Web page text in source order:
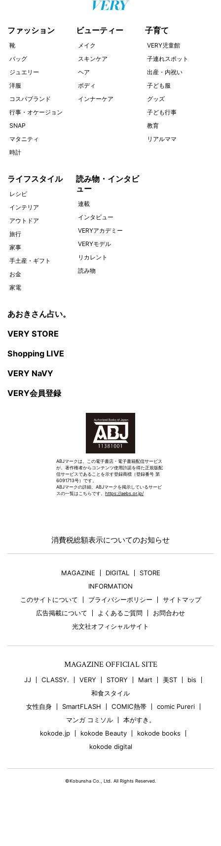
ファッション
靴
バッグ
ジュエリー
洋服
コスパブランド
行事・オケージョン
SNAP
マタニティ
時計
ビューティー
メイク
スキンケア
ヘア
ボディ
インナーケア
子育て
VERY児童館
子連れスポット
出産・内祝い
子ども服
グッズ
子ども行事
教育
リアルママ
ライフスタイル
レシピ
インテリア
アウトドア
旅行
家事
手土産・ギフト
お金
家電
読み物・インタビ
ュー
連載
インタビュー
VERYアカデミー
VERYモデル
リカレント
読み物
あおきさん占い。
VERY STORE
Shopping LIVE
VERY NaVY
VERY会員登録
ABJマークは、この電子書店・電子書籍配信サービス
が、著作権者からコンテンツ使用許諾を得た正規版配
信サービスであることを示す登録商標（登録番号 第
6091713号）です。
ABJマークの詳細、ABJマークを掲示しているサービ
スの一覧はこちらです。 https://aebs.or.jp/
消費税総額表示についてのお知らせ
MAGAZINE DIGITAL
STORE
INFORMATION
このサイトについて
プライバシーポリシー
サイトマップ
広告掲載について
よくあるご質問
お問合わせ
光文社オフィシャルサイト
MAGAZINE OFFICIAL SITE
JJ CLASSY. VERY STORY Mart 美ST
bis
和食スタイル
女性自身
SmartFLASH COMIC熱帯
comic Pureri
マンガ コミソル
本がすき。
kokode.jp
kokode Beauty
kokode books
kokode digital
©Kobunsha Co., Ltd. All Rights Reserved.